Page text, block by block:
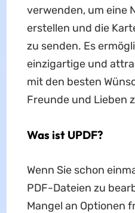
verwenden, um eine
erstellen und die
zu senden. Es
einzigartige und
mit den besten
Freunde und Lieben
Was ist UPDF?
Wenn Sie schon
PDF-Dateien zu
Mangel an Optionen